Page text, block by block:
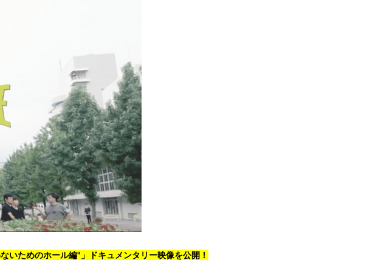
会員登録
ためのホール編"」ドキュメンタリー映像を公開！